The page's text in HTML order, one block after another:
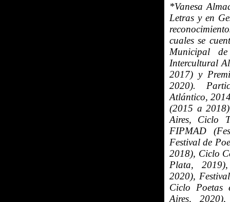
*Vanesa
Letras y en
cuales se
Municipal
Intercultural
2017) y
2020).
Atlántico,
(2015 a
Aires, Ciclo
FIPMAD
Festival de
2018), Ciclo
Plata,
2020),
Ciclo Poetas
Aires,